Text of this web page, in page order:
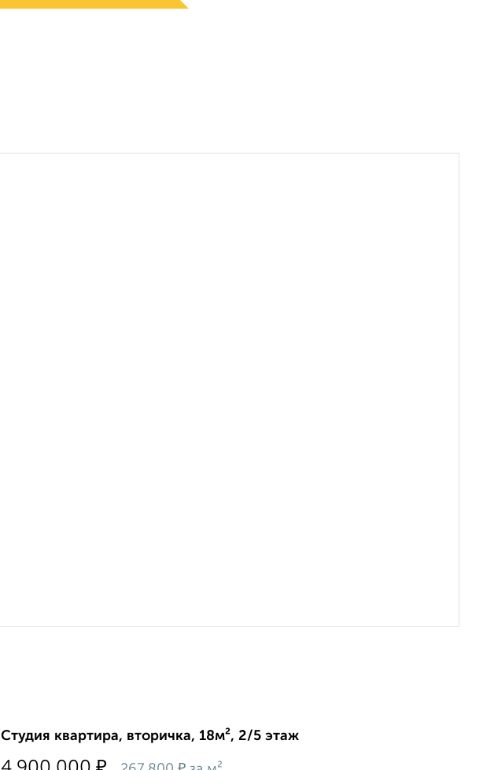
Студия квартира, вторичка, 18м², 2/5 этаж